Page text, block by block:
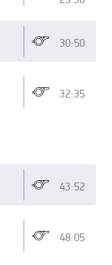
30:50
32:35
43:52
48:05